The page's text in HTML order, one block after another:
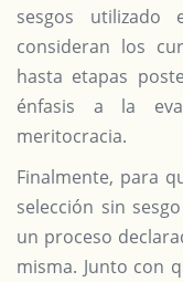
sesgos
consideran los
hasta etapas
énfasis a la
meritocracia.
Finalmente, para
selección sin
un proceso
misma. Junto con